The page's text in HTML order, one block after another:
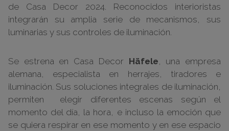
de Casa Decor 2024. Reconocidos interioristas
integrarán su amplia serie de mecanismos, sus
luminarias y sus controles de iluminación.
Se estrena en Casa Decor Häfele, una empresa
alemana, especialista en herrajes, tiradores e
iluminación. Sus soluciones integrales de iluminación,
permiten elegir diferentes escenas según el
momento del día, la hora, e incluso la emoción que
se quiera respirar en ese momento y en ese espacio